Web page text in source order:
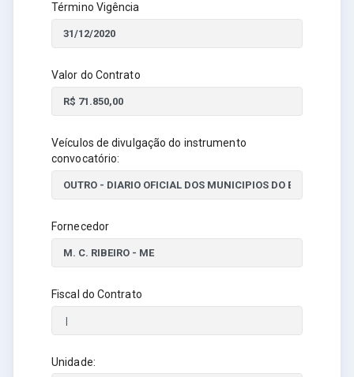
Término Vigência
Valor do Contrato
Veículos de divulgação do instrumento
convocatório:
Fornecedor
Fiscal do Contrato
Unidade: